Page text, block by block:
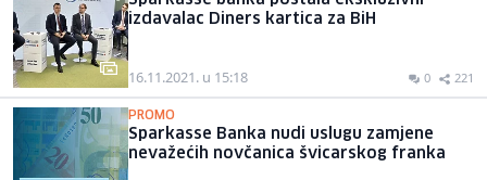
izdavalac Diners kartica za BiH
16.11.2021. u 15:18 0 221
PROMO
Sparkasse Banka nudi uslugu zamjene
nevažećih novčanica švicarskog franka